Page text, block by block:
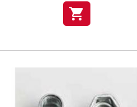
shopping_cart